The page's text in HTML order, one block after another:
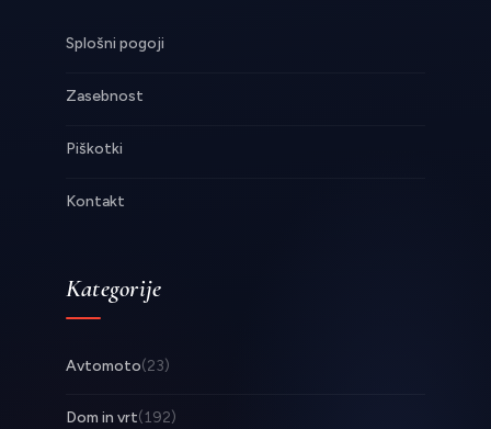
Splošni pogoji
Zasebnost
Piškotki
Kontakt
Kategorije
Avtomoto(23)
Dom in vrt(192)